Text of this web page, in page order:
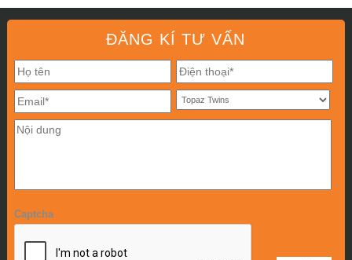
ĐĂNG KÍ TƯ VẤN
Captcha